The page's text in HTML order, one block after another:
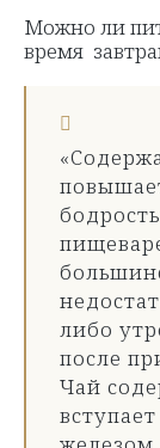
Можно ли
время
либо
после
Чай